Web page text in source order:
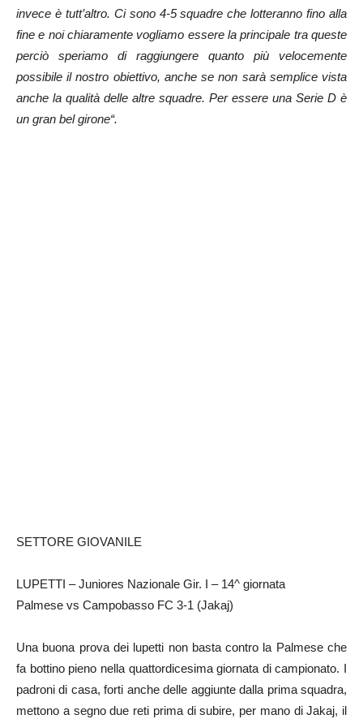
invece è tutt’altro. Ci sono 4-5 squadre che lotteranno fino alla
fine e noi chiaramente vogliamo essere la principale tra queste
perciò speriamo di raggiungere quanto più velocemente
possibile il nostro obiettivo, anche se non sarà semplice vista
anche la qualità delle altre squadre. Per essere una Serie D è
un gran bel girone“.
SETTORE GIOVANILE
LUPETTI – Juniores Nazionale Gir. I – 14^ giornata
Palmese vs Campobasso FC 3-1 (Jakaj)
Una buona prova dei lupetti non basta contro la Palmese che
fa bottino pieno nella quattordicesima giornata di campionato. I
padroni di casa, forti anche delle aggiunte dalla prima squadra,
mettono a segno due reti prima di subire, per mano di Jakaj, il